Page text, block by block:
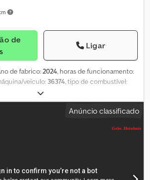
Ligar
de fabrico:2024, horas de funcionamento:
veículo: 36374, tipo de combustível:
3.425 kg Capacidade de elevação: 250 kg
cm Dimensões do compartimento de
cm Estado dos pneus dianteiros: 0 Estado
Para mais informações, entre em contato
Anúncio classificado